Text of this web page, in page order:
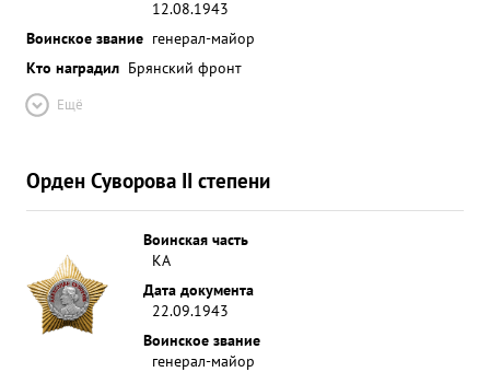
12.08.1943
Воинское звание генерал-майор
Кто наградил Брянский фронт
Ещё
Орден Суворова II степени
Воинская часть
КА
Дата документа
22.09.1943
Воинское звание
генерал-майор